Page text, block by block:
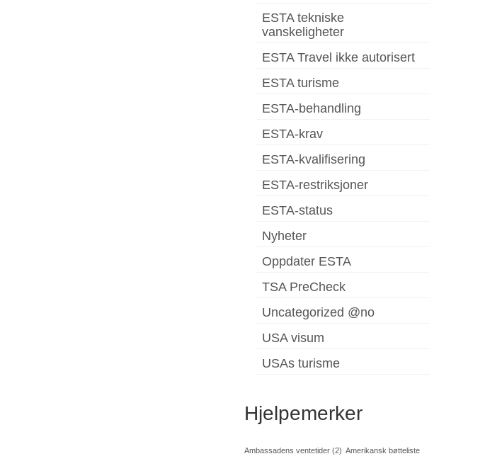
ESTA tekniske
vanskeligheter
ESTA Travel ikke autorisert
ESTA turisme
ESTA-behandling
ESTA-krav
ESTA-kvalifisering
ESTA-restriksjoner
ESTA-status
Nyheter
Oppdater ESTA
TSA PreCheck
Uncategorized @no
USA visum
USAs turisme
Hjelpemerker
Ambassadens ventetider(2) Amerikansk bøtteliste